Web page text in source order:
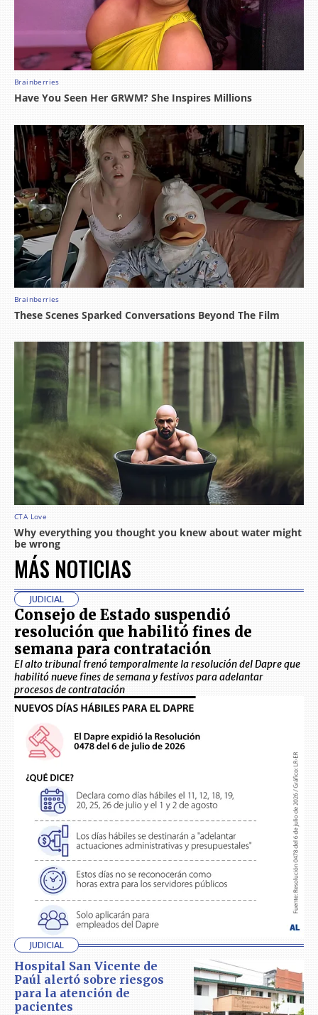
MÁS NOTICIAS
JUDICIAL
Consejo de Estado suspendió
resolución que habilitó fines de
semana para contratación
El alto tribunal frenó temporalmente la resolución del Dapre que
habilitó nueve fines de semana y festivos para adelantar
procesos de contratación
JUDICIAL
Hospital San Vicente de
Paúl alertó sobre riesgos
para la atención de
pacientes